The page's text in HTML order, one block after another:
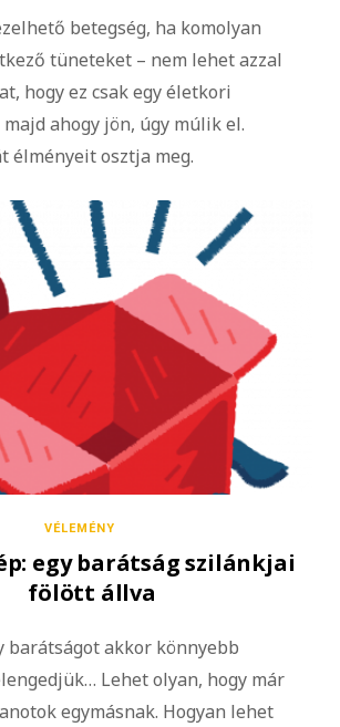
betegség, ha komolyan
tüneteket – nem lehet azzal
hogy ez csak egy életkori
ahogy jön, úgy múlik el.
élményeit osztja meg.
VÉLEMÉNY
egy barátság szilánkjai
fölött állva
barátságot akkor könnyebb
Lehet olyan, hogy már
egymásnak. Hogyan lehet